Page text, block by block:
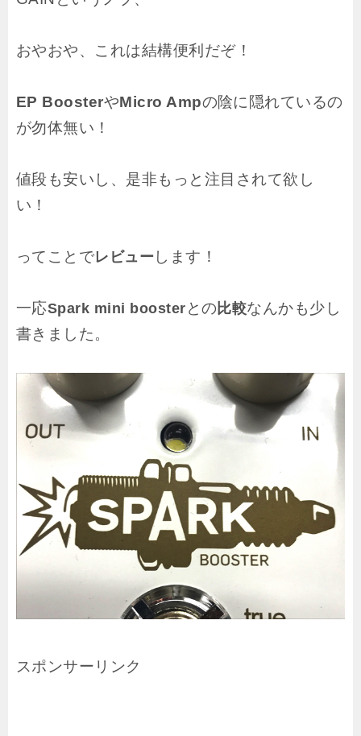
おやおや、これは結構便利だぞ！
EP BoosterやMicro Ampの陰に隠れているの
が勿体無い！
値段も安いし、是非もっと注目されて欲し
い！
ってことでレビュー します！
一応Spark mini booster との 比較なんかも少し
書きました。
スポンサーリンク